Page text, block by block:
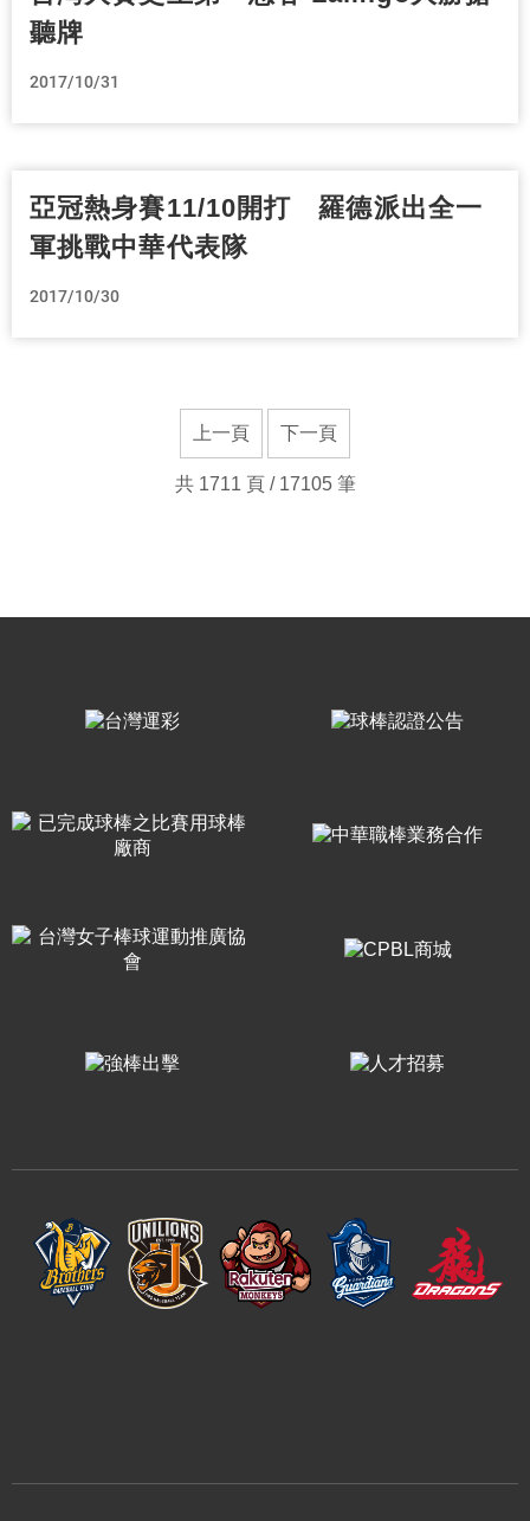
聽牌
2017/10/31
亞冠熱身賽11/10開打 羅德派出全一
軍挑戰中華代表隊
2017/10/30
上一頁 下一頁
共 1711 頁 / 17105 筆